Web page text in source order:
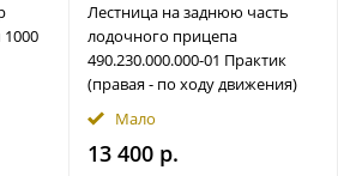
Лестница на заднюю часть
лодочного прицепа
490.230.000.000-01 Практик
(правая - по ходу движения)
Мало
13 400 р.